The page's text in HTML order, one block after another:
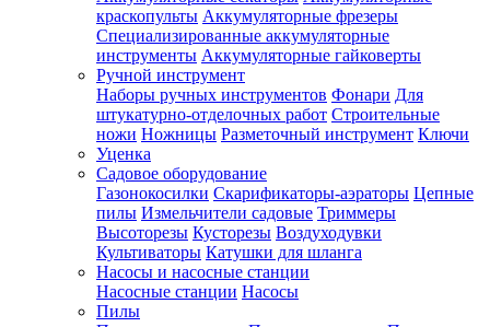
краскопульты Аккумуляторные фрезеры
Специализированные аккумуляторные
инструменты Аккумуляторные гайковерты
Ручной инструмент
Наборы ручных инструментов Фонари Для
штукатурно-отделочных работ Строительные
ножи Ножницы Разметочный инструмент Ключи
Уценка
Садовое оборудование
Газонокосилки Скарификаторы-аэраторы Цепные
пилы Измельчители садовые Триммеры
Высоторезы Кусторезы Воздуходувки
Культиваторы Катушки для шланга
Насосы и насосные станции
Насосные станции Насосы
Пилы